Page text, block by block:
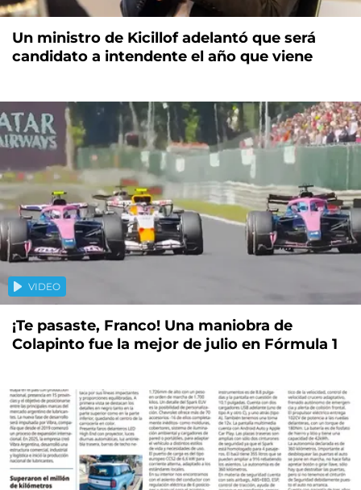
Un ministro de Kicillof adelantó que será
candidato a intendente el año que viene
VIDEO
¡Te pasaste, Franco! Una maniobra de
Colapinto fue la mejor de julio en Fórmula 1